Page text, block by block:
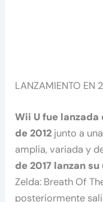
LANZAMIENTO EN
Wii U fue
de 2012 junto a
amplia, variada y
de 2017 lanzan
Zelda: Breath Of
posteriormente